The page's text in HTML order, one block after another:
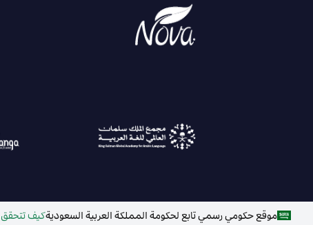
موقع حكومي رسمي تابع لحكومة المملكة العربية السعوديةكيف تتحقق